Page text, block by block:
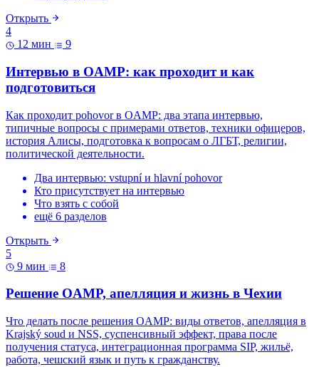
Открыть
4
12 мин
9
Интервью в OAMP: как проходит и как
подготовиться
Как проходит pohovor в OAMP: два этапа интервью,
типичные вопросы с примерами ответов, техники офицеров,
история Алисы, подготовка к вопросам о ЛГБТ, религии,
политической деятельности.
Два интервью: vstupní и hlavní pohovor
Кто присутствует на интервью
Что взять с собой
ещё 6 разделов
Открыть
5
9 мин
8
Решение OAMP, апелляция и жизнь в Чехии
Что делать после решения OAMP: виды ответов, апелляция в
Krajský soud и NSS, суспенсивный эффект, права после
получения статуса, интеграционная программа SIP, жильё,
работа, чешский язык и путь к гражданству.